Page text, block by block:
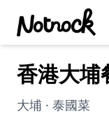
精選活動
博客文章
香港大埔
大埔 · 泰國菜